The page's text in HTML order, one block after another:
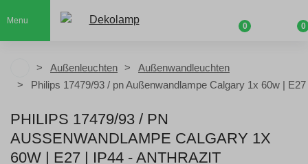
Menu
0 0
Außenleuchten
Außenwandleuchten
Philips 17479/93 / pn Außenwandlampe Calgary 1x 60w |
PHILIPS 17479/93 / PN
AUSSENWANDLAMPE CALGARY 1X 6
0W | E27 | IP44 - ANTHRAZIT